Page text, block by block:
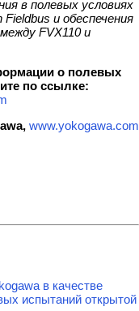
в полевых условиях
Fieldbus и обеспечения
FVX110 и
о полевых
по ссылке:
www.yokogawa.com
в качестве
испытаний открытой